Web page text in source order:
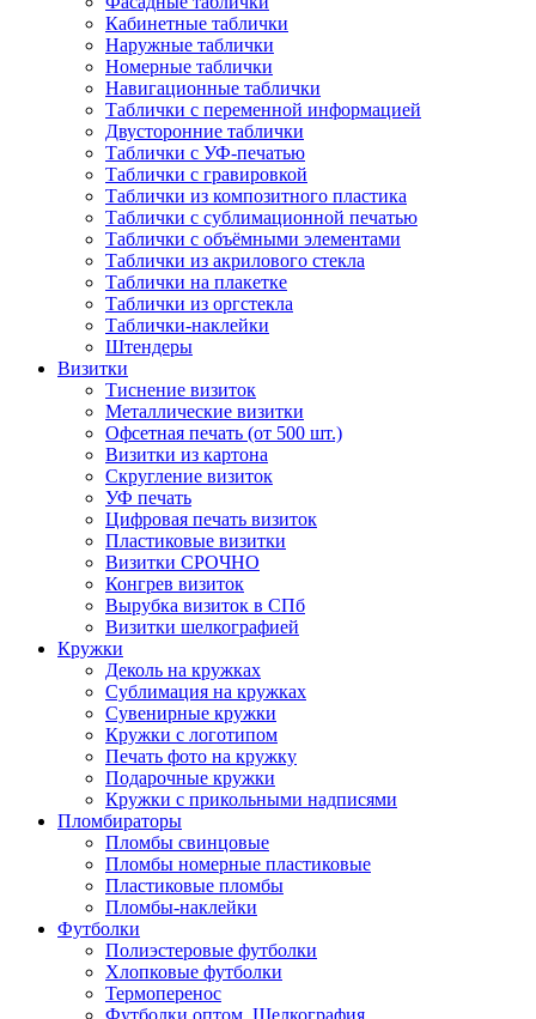
Кабинетные таблички
Наружные таблички
Номерные таблички
Навигационные таблички
Таблички с переменной информацией
Двусторонние таблички
Таблички с УФ-печатью
Таблички с гравировкой
Таблички из композитного пластика
Таблички с сублимационной печатью
Таблички с объёмными элементами
Таблички из акрилового стекла
Таблички на плакетке
Таблички из оргстекла
Таблички-наклейки
Штендеры
Визитки
Тиснение визиток
Металлические визитки
Офсетная печать (от 500 шт.)
Визитки из картона
Скругление визиток
УФ печать
Цифровая печать визиток
Пластиковые визитки
Визитки СРОЧНО
Конгрев визиток
Вырубка визиток в СПб
Визитки шелкографией
Кружки
Деколь на кружках
Сублимация на кружках
Сувенирные кружки
Кружки с логотипом
Печать фото на кружку
Подарочные кружки
Кружки с прикольными надписями
Пломбираторы
Пломбы свинцовые
Пломбы номерные пластиковые
Пластиковые пломбы
Пломбы-наклейки
Футболки
Полиэстеровые футболки
Хлопковые футболки
Термоперенос
Футболки оптом. Шелкография